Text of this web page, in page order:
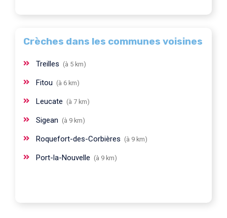
Crèches dans les communes voisines
Treilles (à 5 km)
Fitou (à 6 km)
Leucate (à 7 km)
Sigean (à 9 km)
Roquefort-des-Corbières (à 9 km)
Port-la-Nouvelle (à 9 km)